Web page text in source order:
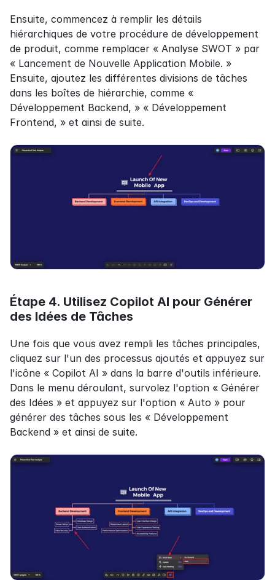
Ensuite, commencez à remplir les détails
hiérarchiques de votre procédure de développement
de produit, comme remplacer « Analyse SWOT » par
« Lancement de Nouvelle Application Mobile. »
Ensuite, ajoutez les différentes divisions de tâches
dans les boîtes de hiérarchie, comme «
Développement Backend, » « Développement
Frontend, » et ainsi de suite.
Étape 4. Utilisez Copilot AI pour Générer
des Idées de Tâches
Une fois que vous avez rempli les tâches principales,
cliquez sur l'un des processus ajoutés et appuyez sur
l'icône « Copilot AI » dans la barre d'outils inférieure.
Dans le menu déroulant, survolez l'option « Générer
des Idées » et appuyez sur l'option « Auto » pour
générer des tâches sous les « Développement
Backend » et ainsi de suite.